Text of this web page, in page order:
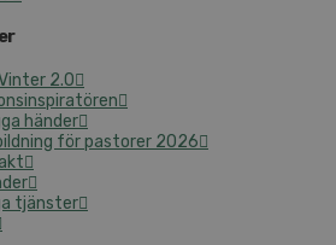
2.0
händer
för pastorer 2026
tjänster